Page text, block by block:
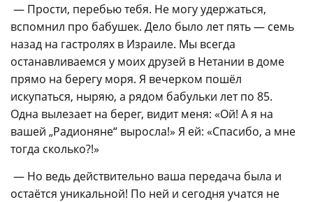
— Прости, перебью тебя. Не могу удержаться,
вспомнил про бабушек. Дело было лет пять — семь
назад на гастролях в Израиле. Мы всегда
останавливаемся у моих друзей в Нетании в доме
прямо на берегу моря. Я вечерком пошёл
искупаться, ныряю, а рядом бабульки лет по 85.
Одна вылезает на берег, видит меня: «Ой! А я на
вашей „Радионяне“ выросла!» Я ей: «Спасибо, а мне
тогда сколько?!»
— Но ведь действительно ваша передача была и
остаётся уникальной! По ней и сегодня учатся не